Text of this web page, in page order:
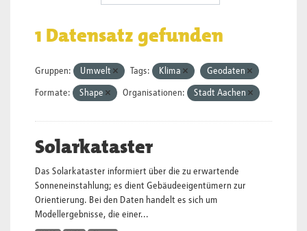
1 Datensatz gefunden
Gruppen: Umwelt Tags: Klima Geodaten
Formate: Shape Organisationen: Stadt Aachen
Solarkataster
Das Solarkataster informiert über die zu erwartende
Sonneneinstahlung; es dient Gebäudeeigentümern zur
Orientierung. Bei den Daten handelt es sich um
Modellergebnisse, die einer...